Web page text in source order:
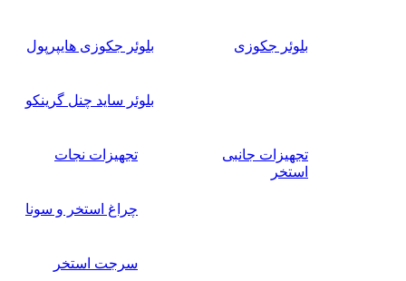
بلوئر جکوزی بلوئر جکوزی هایپرپول
بلوئر ساید چنل گرینکو
تجهیزات جانبی
استخر
تجهیزات نجات
چراغ استخر و سونا
سرجت استخر